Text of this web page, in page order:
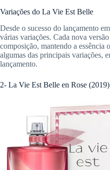
Variações do La Vie Est Belle
Desde o sucesso do lançamento
várias variações. Cada nova
composição, mantendo a
algumas das principais variações,
lançamento.
2- La Vie Est Belle en Rose (2019)